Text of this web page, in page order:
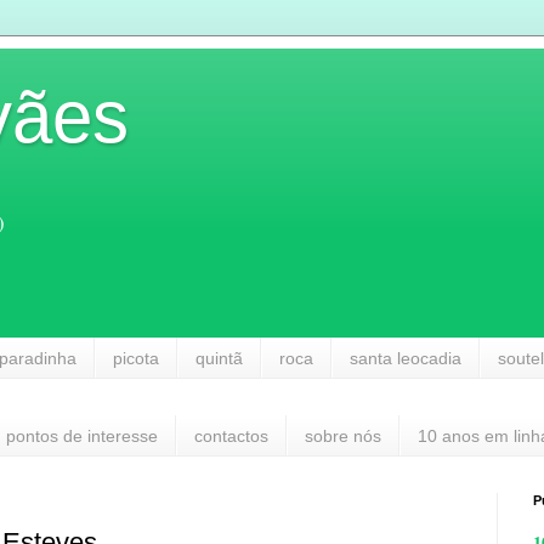
picota quintã roca santa leocadia
pontos de interesse contactos sobre nós 10 anos em